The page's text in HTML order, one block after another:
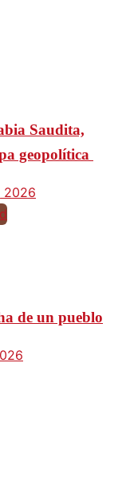
Saudita,
geopolítica
2026
de un pueblo